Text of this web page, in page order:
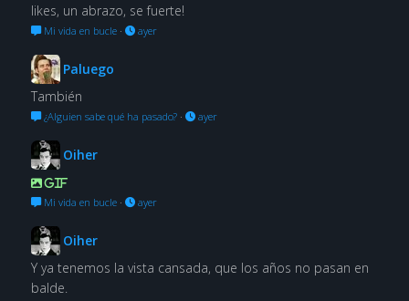
likes, un abrazo, se fuerte!
Mi vida en bucle· ayer
Paluego
También
¿Alguien sabe qué ha pasado?· ayer
Oiher
GIF
Mi vida en bucle· ayer
Oiher
Y ya tenemos la vista cansada, que los años no pasan en
balde.